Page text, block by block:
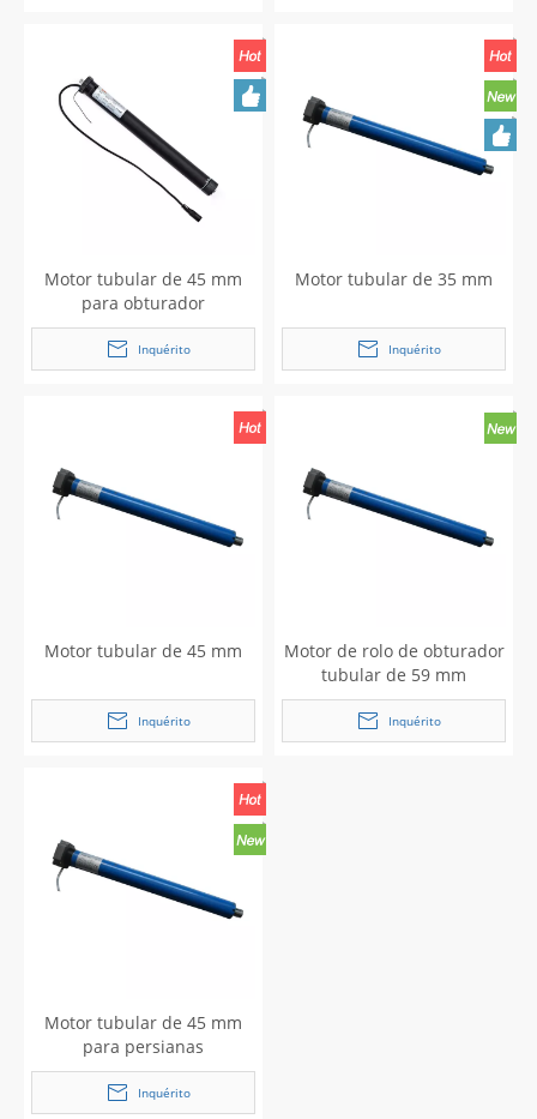
Motor tubular de 45 mm
para obturador
Inquérito
Motor tubular de 35 mm
Inquérito
Motor tubular de 45 mm
Inquérito
Motor de rolo de obturador
tubular de 59 mm
Inquérito
Motor tubular de 45 mm
para persianas
Inquérito